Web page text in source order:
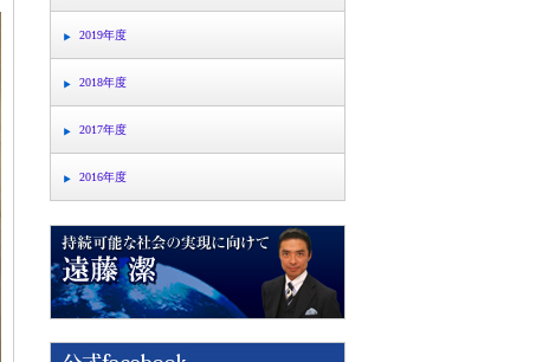
2019年度
2018年度
2017年度
2016年度